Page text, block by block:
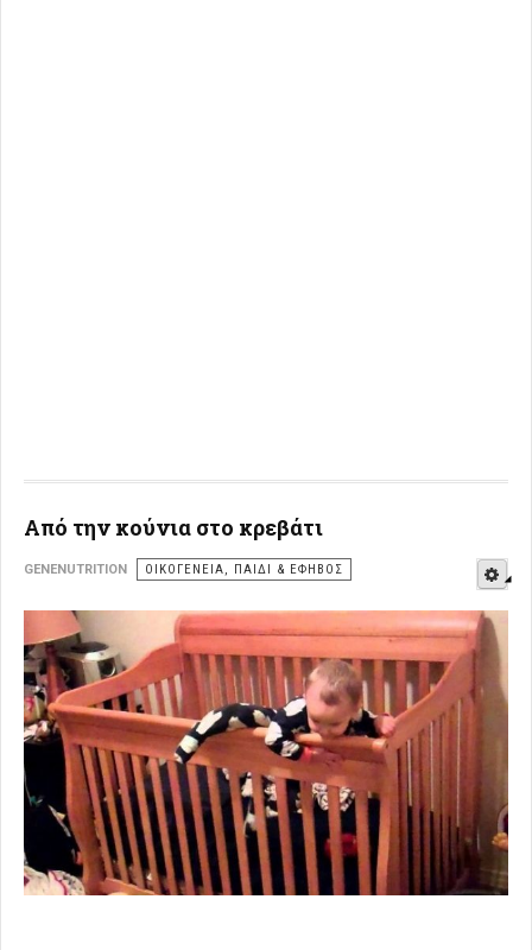
Από την κούνια στο κρεβάτι
GENENUTRITION ΟΙΚΟΓΈΝΕΙΑ, ΠΑΙΔΊ & ΈΦΗΒΟΣ